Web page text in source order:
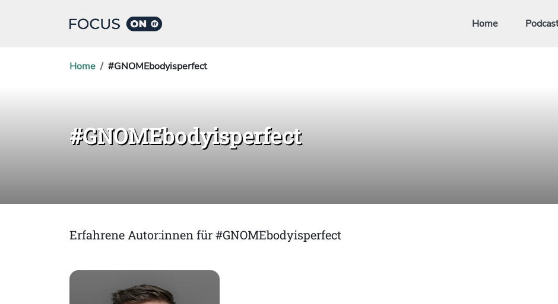
Home
Home #GNOMEbodyisperfect
#GNOMEbodyisperfect
Erfahrene Autor:innen für #GNOMEbodyisperfect